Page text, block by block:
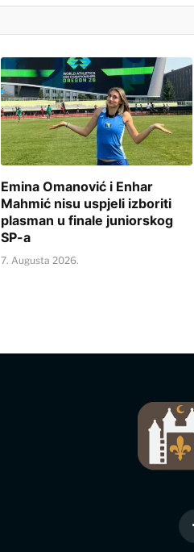
Emina Omanović i Enhar
Mahmić nisu uspjeli izboriti
plasman u finale juniorskog
SP-a
7. Augusta 2026.